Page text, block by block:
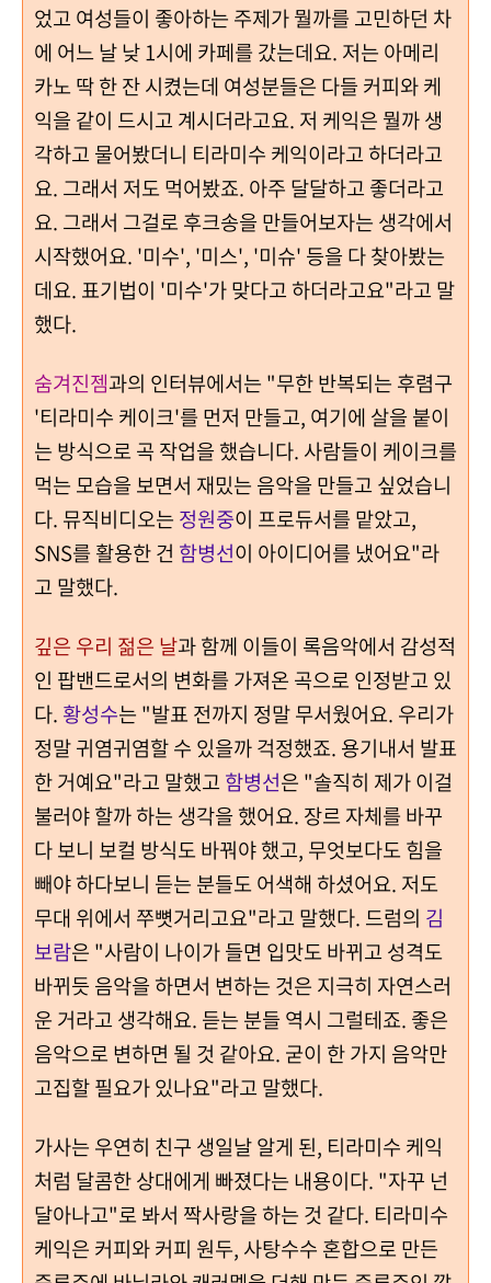
었고 여성들이 좋아하는 주제가 뭘까를 고민하던 차
에 어느 날 낮 1시에 카페를 갔는데요. 저는 아메리
카노 딱 한 잔 시켰는데 여성분들은 다들 커피와 케
익을 같이 드시고 계시더라고요. 저 케익은 뭘까 생
각하고 물어봤더니 티라미수 케익이라고 하더라고
요. 그래서 저도 먹어봤죠. 아주 달달하고 좋더라고
요. 그래서 그걸로 후크송을 만들어보자는 생각에서
시작했어요. '미수', '미스', '미슈' 등을 다 찾아봤는
데요. 표기법이 '미수'가 맞다고 하더라고요"라고 말
했다.
숨겨진젬과의 인터뷰에서는 "무한 반복되는 후렴구
'티라미수 케이크'를 먼저 만들고, 여기에 살을 붙이
는 방식으로 곡 작업을 했습니다. 사람들이 케이크를
먹는 모습을 보면서 재밌는 음악을 만들고 싶었습니
다. 뮤직비디오는 정원중이 프로듀서를 맡았고,
SNS를 활용한 건 함병선이 아이디어를 냈어요"라
고 말했다.
깊은 우리 젊은 날과 함께 이들이 록음악에서 감성적
인 팝밴드로서의 변화를 가져온 곡으로 인정받고 있
다. 황성수는 "발표 전까지 정말 무서웠어요. 우리가
정말 귀염귀염할 수 있을까 걱정했죠. 용기내서 발표
한 거예요"라고 말했고 함병선은 "솔직히 제가 이걸
불러야 할까 하는 생각을 했어요. 장르 자체를 바꾸
다 보니 보컬 방식도 바꿔야 했고, 무엇보다도 힘을
빼야 하다보니 듣는 분들도 어색해 하셨어요. 저도
무대 위에서 쭈뼛거리고요"라고 말했다. 드럼의 김
보람은 "사람이 나이가 들면 입맛도 바뀌고 성격도
바뀌듯 음악을 하면서 변하는 것은 지극히 자연스러
운 거라고 생각해요. 듣는 분들 역시 그럴테죠. 좋은
음악으로 변하면 될 것 같아요. 굳이 한 가지 음악만
고집할 필요가 있나요"라고 말했다.
가사는 우연히 친구 생일날 알게 된, 티라미수 케익
처럼 달콤한 상대에게 빠졌다는 내용이다. "자꾸 넌
달아나고"로 봐서 짝사랑을 하는 것 같다. 티라미수
케익은 커피와 커피 원두, 사탕수수 혼합으로 만든